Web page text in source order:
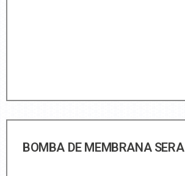
BOMBA DE MEMBRANA SERA